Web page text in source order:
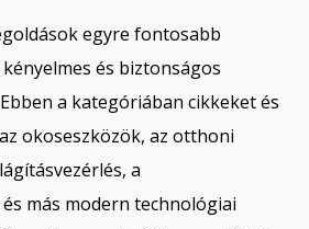
egyre fontosabb
és biztonságos
a kategóriában cikkeket és
okoseszközök, az otthoni
a
más modern technológiai